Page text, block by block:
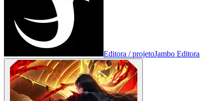
Editora / projetoJambo Editora